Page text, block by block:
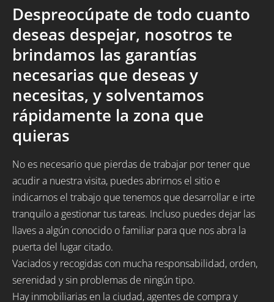
Despreocúpate de todo cuanto
deseas despejar, nosotros te
brindamos las garantías
necesarias que deseas y
necesitas, y solventamos
rápidamente la zona que
quieras
No es necesario que pierdas de trabajar por tener que
acudir a nuestra visita, puedes abrirnos el sitio e
indicarnos el trabajo que tenemos que desarrollar e irte
tranquilo a gestionar tus tareas. Incluso puedes dejar las
llaves a algún conocido o familiar para que nos abra la
puerta del lugar citado.
Vaciados y recogidas con mucha responsabilidad, orden,
serenidad y sin problemas de ningún tipo.
Hay inmobiliarias en la ciudad, agentes de compra y